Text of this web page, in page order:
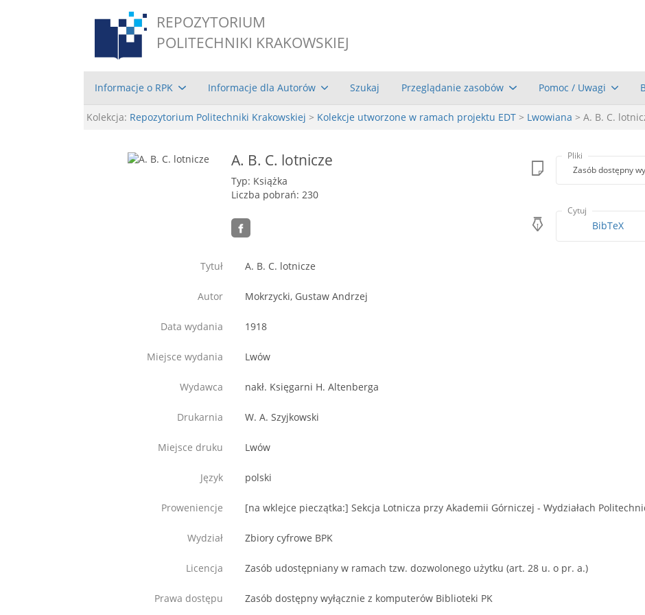
REPOZYTORIUM
POLITECHNIKI KRAKOWSKIEJ
Informacje o RPK Informacje dla Autorów Szukaj Przeglądanie zasobów Pomoc / Uwagi
Kolekcja: Repozytorium Politechniki Krakowskiej > Kolekcje utworzone w ramach projektu EDT > Lwowiana > A. B. C.
A. B. C. lotnicze
Typ: Książka
Liczba pobrań: 230
Pliki
Zasób dostępny
Cytuj
BibTeX
Tytuł A. B. C. lotnicze
Autor Mokrzycki, Gustaw Andrzej
Data wydania 1918
Miejsce wydania Lwów
Wydawca nakł. Księgarni H. Altenberga
Drukarnia W. A. Szyjkowski
Miejsce druku Lwów
Język polski
Proweniencje [na wklejce pieczątka:] Sekcja Lotnicza przy Akademii Górniczej - Wydziałach
Wydział Zbiory cyfrowe BPK
Licencja Zasób udostępniany w ramach tzw. dozwolonego użytku (art. 28 u. o pr. a.)
Prawa dostępu Zasób dostępny wyłącznie z komputerów Biblioteki PK